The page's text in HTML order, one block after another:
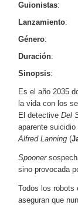
Guionistas:
Lanzamiento:
Género:
Duración:
Sinopsis:
Es el año 2035
la vida con los
El detective Del
aparente
Alfred Lanning (
Spooner
sino provocada
Todos los robots
aseguran que